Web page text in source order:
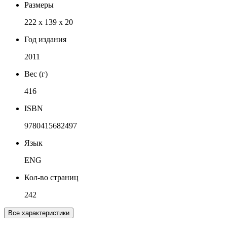
Размеры
222 x 139 x 20
Год издания
2011
Вес (г)
416
ISBN
9780415682497
Язык
ENG
Кол-во страниц
242
Все характеристики